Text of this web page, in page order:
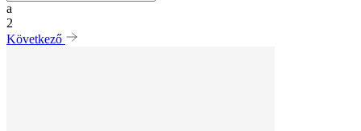
a
2
Következő